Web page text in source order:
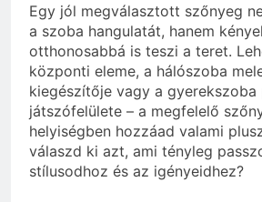
Egy jól megválasztott szőnyeg
a szoba hangulatát, hanem
otthonosabbá is teszi a teret.
központi eleme, a hálószoba
kiegészítője vagy a gyerekszoba
játszófelülete – a megfelelő
helyiségben hozzáad valami
válaszd ki azt, ami tényleg
stílusodhoz és az igényeidhez?